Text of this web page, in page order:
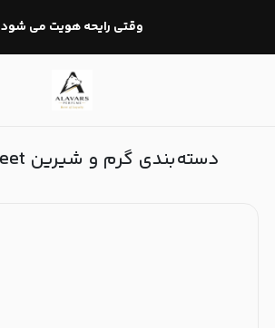
وقتی رایحه هویت می شود
دسته‌بندی گرم و شیرین Hot & Sweet